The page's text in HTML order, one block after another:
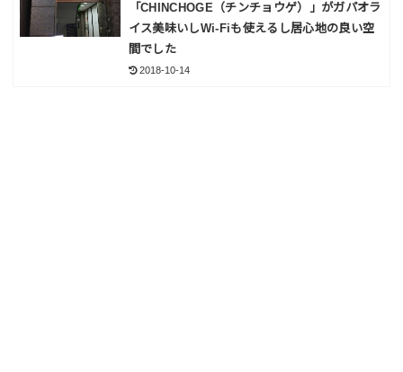
「CHINCHOGE（チンチョウゲ）」がガパオラ
イス美味いしWi-Fiも使えるし居心地の良い空
間でした
2018-10-14